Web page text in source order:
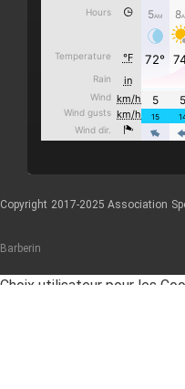
Copyright 2017-2025 Association
Barberin
Choix utilisateur pour les